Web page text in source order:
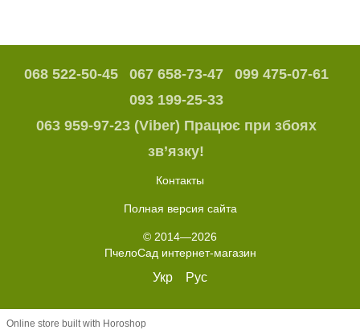
068 522-50-45 067 658-73-47
099 475-07-61
093 199-25-33
063 959-97-23 (Viber) Працює при збоях
зв’язку!
Контакты
Полная версия сайта
© 2014—2026
ПчелоСад интернет-магазин
Укр Рус
Online store built with Horoshop